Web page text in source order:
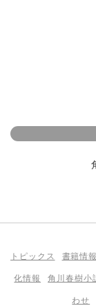
トピックス 書籍情報
化情報 角川春樹小
わせ